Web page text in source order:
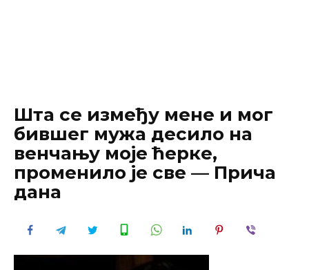
Шта се између мене и мог
бившег мужа десило на
венчању моје ћерке,
променило је све — Причa
дана